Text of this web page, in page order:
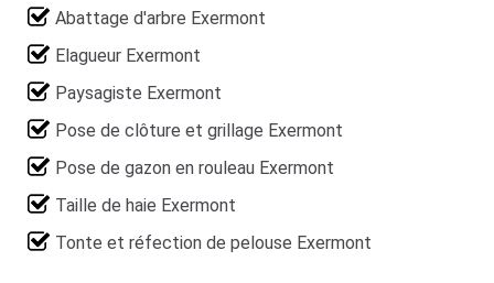
Abattage d'arbre Exermont
Elagueur Exermont
Paysagiste Exermont
Pose de clôture et grillage Exermont
Pose de gazon en rouleau Exermont
Taille de haie Exermont
Tonte et réfection de pelouse Exermont